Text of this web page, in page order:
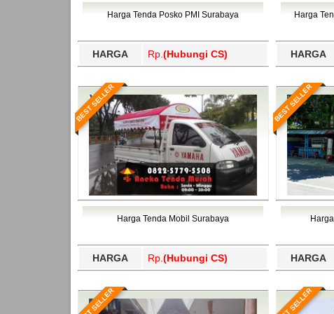
Bawang Barat, Tulangbawang, Tulungagung,
Harga Tenda Posko PMI Surabaya
HARGA Rp. (Hubungi CS)
Harga
HARGA
BEST SELLER
Harga Tenda Mobil Surabaya
HARGA Rp. (Hubungi CS)
BEST SELLER
HARGA